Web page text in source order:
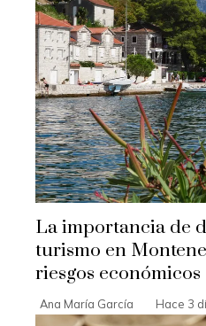
La importancia de
turismo en
riesgos económicos
Ana María García Hace 3